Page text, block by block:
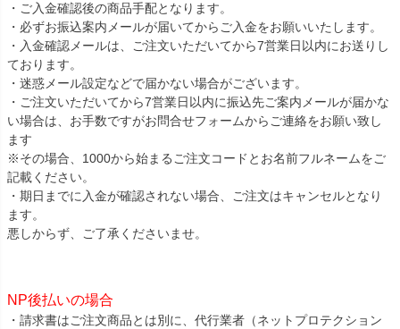
・ご入金確認後の商品手配となります。
・必ずお振込案内メールが届いてからご入金をお願いいたします。
・入金確認メールは、ご注文いただいてから7営業日以内にお送りし
ております。
・迷惑メール設定などで届かない場合がございます。
・ご注文いただいてから7営業日以内に振込先ご案内メールが届かな
い場合は、お手数ですがお問合せフォームからご連絡をお願い致し
ます
※その場合、1000から始まるご注文コードとお名前フルネームをご
記載ください。
・期日までに入金が確認されない場合、ご注文はキャンセルとなり
ます。
悪しからず、ご了承くださいませ。
NP後払いの場合
・請求書はご注文商品とは別に、代行業者（ネットプロテクション